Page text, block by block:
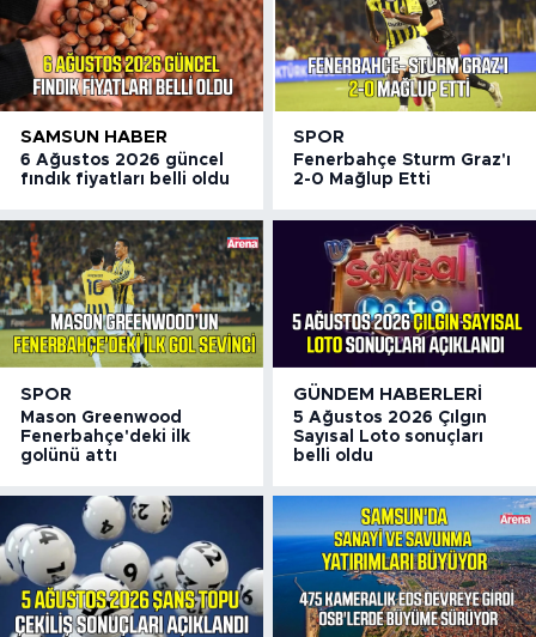
SAMSUN HABER
6 Ağustos 2026 güncel
fındık fiyatları belli oldu
SPOR
Fenerbahçe Sturm Graz'ı
2-0 Mağlup Etti
SPOR
Mason Greenwood
Fenerbahçe'deki ilk
golünü attı
GÜNDEM HABERLERI
5 Ağustos 2026 Çılgın
Sayısal Loto sonuçları
belli oldu